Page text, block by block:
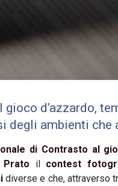
d’azzardo,
degli ambienti che
di Contrasto al
Prato il contest
diverse e che, attraverso